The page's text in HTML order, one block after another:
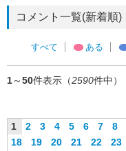
コメント一覧(新着順)
すべて ある
1～50件表示（2590件中）
1 2 3 4 5 6 7 8
18
19 20 21 22 23